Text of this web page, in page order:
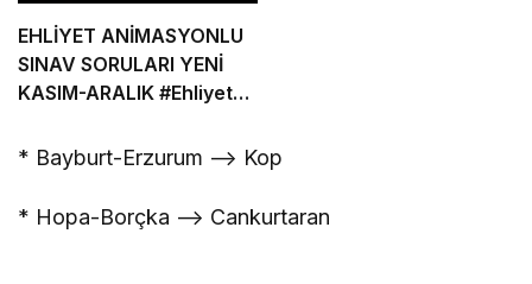
EHLİYET ANİMASYONLU
SINAV SORULARI YENİ
KASIM-ARALIK #Ehliyet
* Bayburt-Erzurum –> Kop
* Hopa-Borçka –> Cankurtaran